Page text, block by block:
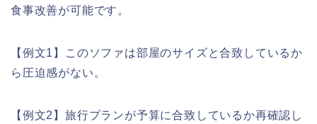
食事改善が可能です。
【例文1】このソファは部屋のサイズと合致しているか
ら圧迫感がない。
【例文2】旅行プランが予算に合致しているか再確認し